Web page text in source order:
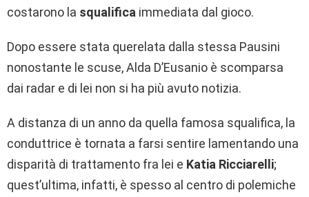
costarono la squalifica immediata dal gioco.
Dopo essere stata querelata dalla stessa Pausini
nonostante le scuse, Alda D’Eusanio è scomparsa
dai radar e di lei non si ha più avuto notizia.
A distanza di un anno da quella famosa squalifica, la
conduttrice è tornata a farsi sentire lamentando una
disparità di trattamento fra lei e Katia Ricciarelli;
quest’ultima, infatti, è spesso al centro di polemiche